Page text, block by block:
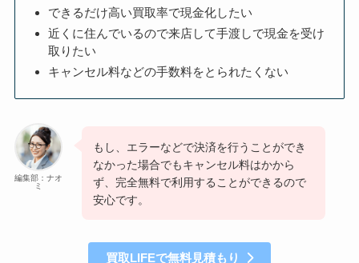
できるだけ高い買取率で現金化したい
近くに住んでいるので来店して手渡しで現金を受け
取りたい
キャンセル料などの手数料をとられたくない
編集部：ナオ
ミ
もし、エラーなどで決済を行うことができ
なかった場合でもキャンセル料はかから
ず、完全無料で利用することができるので
安心です。
買取LIFEで無料見積もり